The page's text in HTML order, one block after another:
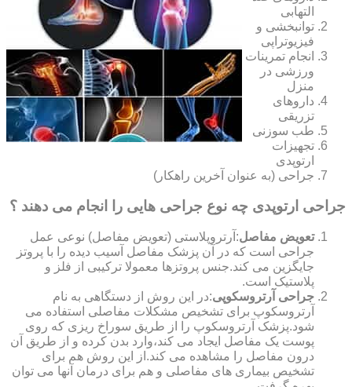
التهابی
توانبخشی و
فیزیوتراپی
انجام تمرینات
ورزشی در
منزل
داروهای
تزریقی
طب سوزنی
تجهیزات
ارتوپدی
جراحی (به عنوان آخرین راهکار)
جراحی ارتوپدی چه نوع جراحی هایی را انجام می دهند ؟
تعویض مفاصل:آرتروپلاستی (تعویض مفاصل) نوعی عمل
جراحی است که در آن پزشک مفاصل آسیب دیده را با پروتز
جایگزین می کند.جنس پروتزها معمولا ترکیبی از فلز و
پلاستیک است.
جراحی آرتروسکوپی:در این روش از دستگاهی به نام
آرتروسکوپ برای تشخیص مشکلات مفاصلی استفاده می
شود.پزشک آرتروسکوپ را از طریق سوراخ ریزی که روی
پوست یک مفاصل ایجاد می کند،وارد بدن کرده و از طریق آن
درون مفاصل را مشاهده می کند.از این روش هم برای
تشخیص بیماری های مفاصلی و هم برای درمان آنها می توان